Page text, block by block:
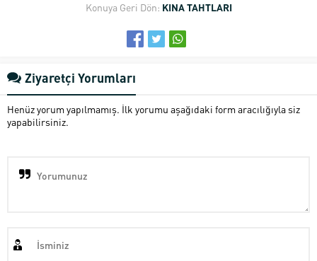
Konuya Geri Dön: KINA TAHTLARI
Ziyaretçi Yorumları
Henüz yorum yapılmamış. İlk yorumu aşağıdaki form aracılığıyla siz
yapabilirsiniz.